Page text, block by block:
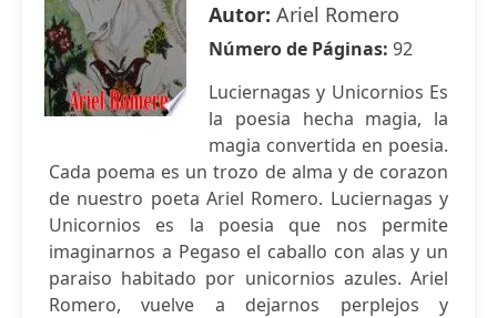
Autor: Ariel Romero
Número de Páginas: 92
Luciernagas y Unicornios Es
la poesia hecha magia, la
magia convertida en poesia.
Cada poema es un trozo de alma y de corazon
de nuestro poeta Ariel Romero. Luciernagas y
Unicornios es la poesia que nos permite
imaginarnos a Pegaso el caballo con alas y un
paraiso habitado por unicornios azules. Ariel
Romero, vuelve a dejarnos perplejos y